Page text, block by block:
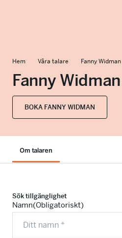
Hem Våra talare Fanny Widman
Fanny Widman
BOKA FANNY WIDMAN
Om talaren
Sök tillgänglighet
Namn(Obligatoriskt)